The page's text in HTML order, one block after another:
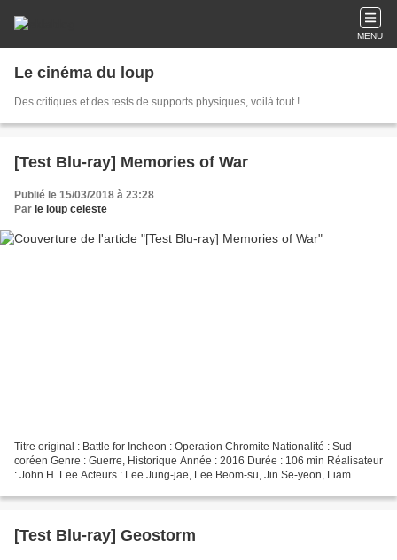
MENU
Le cinéma du loup
Des critiques et des tests de supports physiques, voilà tout !
[Test Blu-ray] Memories of War
Publié le 15/03/2018 à 23:28
Par le loup celeste
Titre original : Battle for Incheon : Operation Chromite Nationalité : Sud-
coréen Genre : Guerre, Historique Année : 2016 Durée : 106 min Réalisateur
: John H. Lee Acteurs : Lee Jung-jae, Lee Beom-su, Jin Se-yeon, Liam
[Test Blu-ray] Geostorm